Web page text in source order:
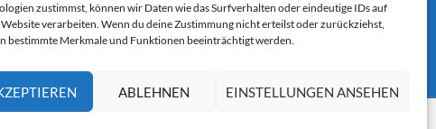
zustimmst, können wir Daten wie das Surfverhalten oder eindeutige IDs auf
verarbeiten. Wenn du deine Zustimmung nicht erteilst oder zurückziehst,
bestimmte Merkmale und Funktionen beeinträchtigt werden.
ABLEHNEN EINSTELLUNGEN ANSEHEN
per E-Mail.